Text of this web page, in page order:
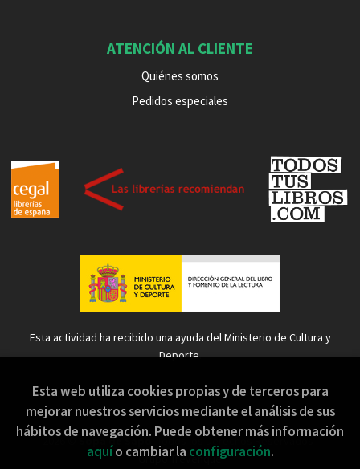
ATENCIÓN AL CLIENTE
Quiénes somos
Pedidos especiales
Esta actividad ha recibido una ayuda del Ministerio de Cultura y
Deporte.
2026 © Sopa de Sapo . Todos los Derechos Reservados |
Grupo Trevenque
Esta web utiliza cookies propias y de terceros para
mejorar nuestros servicios mediante el análisis de sus
hábitos de navegación. Puede obtener más información
aquío cambiar la configuración.